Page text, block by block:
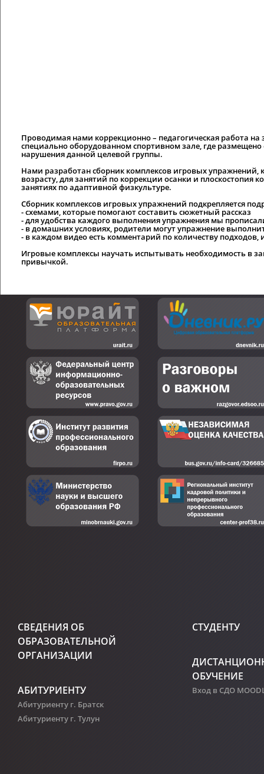
Проводимая нами коррекционно – педагогическая работа
специально оборудованном спортивном зале, где
нарушения данной целевой группы.
Нами разработан сборник комплексов игровых упражнений,
возрасту, для занятий по коррекции осанки и
занятиях по адаптивной физкультуре.
Сборник комплексов игровых упражнений подкрепляется
- схемами, которые помогают составить сюжетный рассказ
- для удобства каждого выполнения упражнения мы
- в домашних условиях, родители могут упражнение
- в каждом видео есть комментарий по количеству
Игровые комплексы научать испытывать необходимость в
привычкой.
СВЕДЕНИЯ ОБ
ОБРАЗОВАТЕЛЬНОЙ
ОРГАНИЗАЦИИ
АБИТУРИЕНТУ
Абитуриенту г. Братск
Абитуриенту г. Тулун
СТУДЕНТУ
ОБУЧЕНИЕ
Вход в СДО